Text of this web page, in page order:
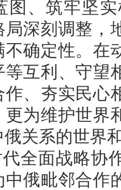
图、筑牢坚
局深刻调整，
不确定性。在
等互利、守望
作、夯实民心
更为维护世界
关系的世界
全面战略协
中俄毗邻合作